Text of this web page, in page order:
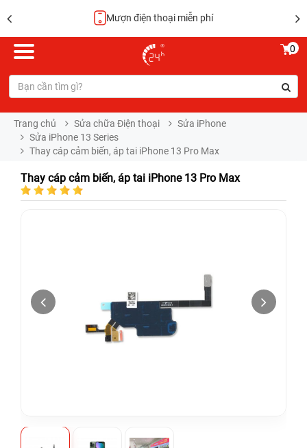
Mượn điện thoại miễn phí
0
Trang chủ Sửa chữa Điện thoại
Sửa iPhone
Sửa iPhone 13 Series
Thay cáp cảm biến, áp tai iPhone 13 Pro Max
Thay cáp cảm biến, áp tai iPhone 13 Pro Max